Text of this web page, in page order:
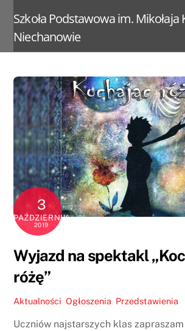
content
Szkoła Podstawowa im.
Niechanowie
3
PAŹDZIERNIK
2019
Wyjazd na spektakl
różę”
Aktualności ,Ogłoszenia Przedstawienia
Uczniów najstarszych klas